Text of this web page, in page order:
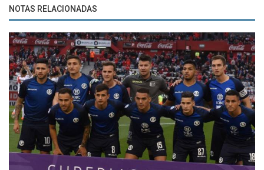
NOTAS RELACIONADAS